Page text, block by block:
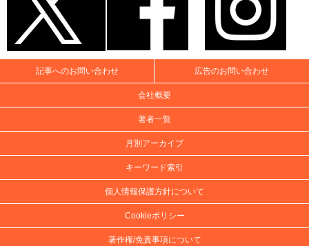
記事へのお問い合わせ 広告のお問い合わせ
会社概要
著者一覧
月別アーカイブ
キーワード索引
個人情報保護方針について
Cookieポリシー
著作権/免責事項について